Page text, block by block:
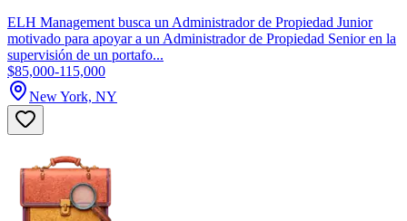
ELH Management busca un Administrador de Propiedad Junior
motivado para apoyar a un Administrador de Propiedad Senior en la
supervisión de un portafo...
$85,000-115,000
New York, NY